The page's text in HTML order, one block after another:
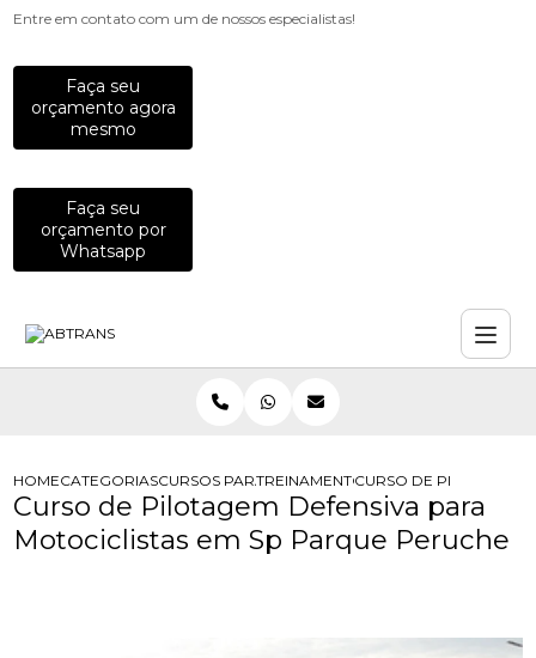
Entre em contato com um de nossos especialistas!
Faça seu
orçamento agora
mesmo
Faça seu
orçamento por
Whatsapp
HOMECATEGORIASCURSOS PARA MOTOCICLISTAS
TREINAMENTO DE DIRECAO
CURSO DE PILOTAGEM
Curso de Pilotagem Defensiva para
Motociclistas em Sp Parque Peruche